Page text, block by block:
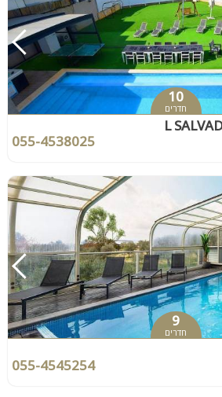
10
חדרים
055-4538025
9
חדרים
055-4545254